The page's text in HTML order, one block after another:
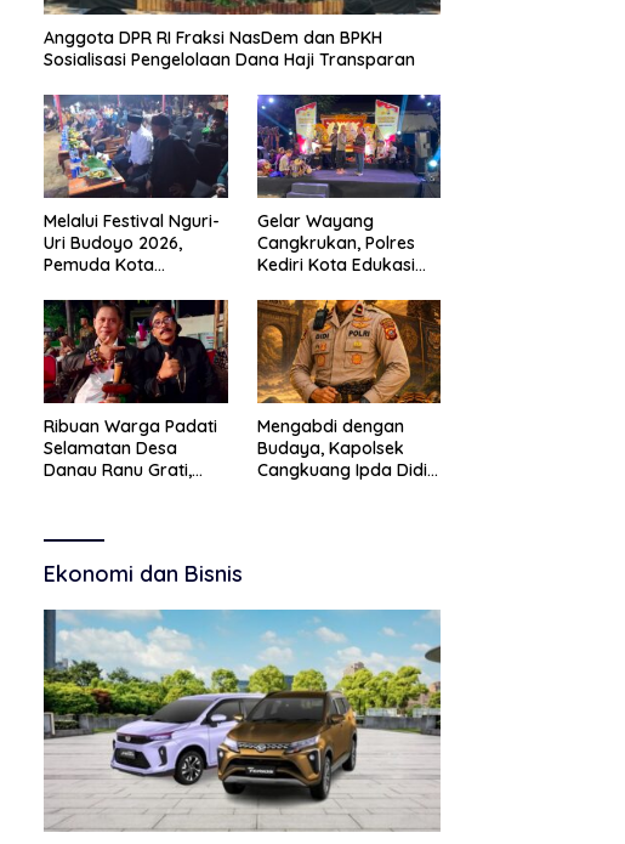
Anggota DPR RI Fraksi NasDem dan BPKH
Sosialisasi Pengelolaan Dana Haji Transparan
Melalui Festival Nguri-
Uri Budoyo 2026,
Pemuda Kota
Karakter Kebudayaan
dan Bebas Narkoba
Gelar Wayang
Cangkrukan, Polres
Kediri Kota Edukasi
Seni Budaya
Ribuan Warga Padati
Selamatan Desa
Danau Ranu Grati,
Pemkab
Mengabdi dengan
Budaya, Kapolsek
Cangkuang Ipda Didi
Ekonomi dan Bisnis